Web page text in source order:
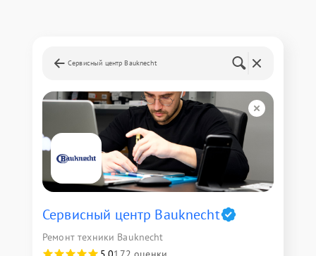
Сервисный центр Bauknecht
Сервисный центр Bauknecht
Ремонт техники Bauknecht